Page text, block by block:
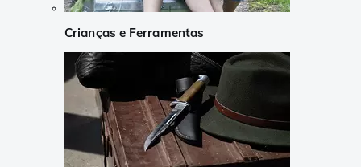
Crianças e Ferramentas